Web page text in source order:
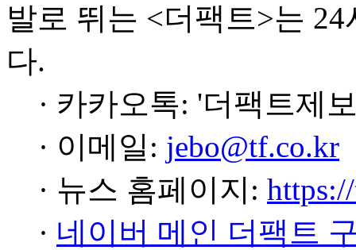
발로 뛰는 <더팩트>는
다.
· 카카오톡: '더팩트제
· 이메일: jebo@tf.co.kr
· 뉴스 홈페이지:
· 네이버 메인 더팩트